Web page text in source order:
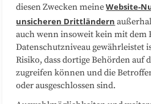
Folgen Sie uns
diesen Zwecken meineWebsite-
unsicheren Drittländern
auch wenn insoweit kein mit dem
Datenschutzniveau gewährleistet
Risiko, dass dortige Behörden auf
zugreifen können und die
oder ausgeschlossen sind.